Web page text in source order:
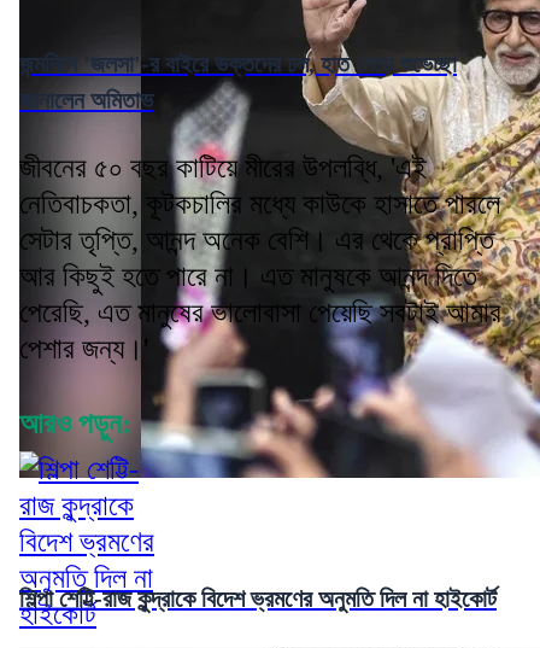
জন্মদিনে 'জলসা'-র বাইরে ভক্তদের ঢল, হাত নেড়ে শুভেচ্ছা
জানালেন অমিতাভ
জীবনের ৫০ বছর কাটিয়ে মীরের উপলব্ধি, 'এই
নেতিবাচকতা, কূটকচালির মধ্যে কাউকে হাসাতে পারলে
সেটার তৃপ্তি, আনন্দ অনেক বেশি। এর থেকে প্রাপ্তি
আর কিছুই হতে পারে না। এত মানুষকে আনন্দ দিতে
পেরেছি, এত মানুষের ভালোবাসা পেয়েছি সবটাই আমার
পেশার জন্য।'
আরও পড়ুন:
শিল্পা শেট্টি-রাজ কুন্দ্রাকে বিদেশ ভ্রমণের অনুমতি দিল না হাইকোর্ট